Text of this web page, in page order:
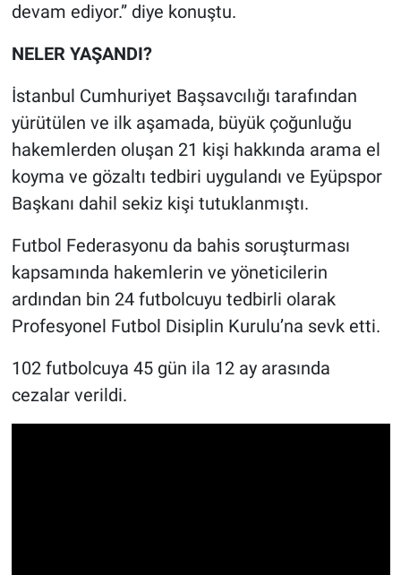
devam ediyor.” diye konuştu.
NELER YAŞANDI?
İstanbul Cumhuriyet Başsavcılığı tarafından
yürütülen ve ilk aşamada, büyük çoğunluğu
hakemlerden oluşan 21 kişi hakkında arama el
koyma ve gözaltı tedbiri uygulandı ve Eyüpspor
Başkanı dahil sekiz kişi tutuklanmıştı.
Futbol Federasyonu da bahis soruşturması
kapsamında hakemlerin ve yöneticilerin
ardından bin 24 futbolcuyu tedbirli olarak
Profesyonel Futbol Disiplin Kurulu’na sevk etti.
102 futbolcuya 45 gün ila 12 ay arasında
cezalar verildi.